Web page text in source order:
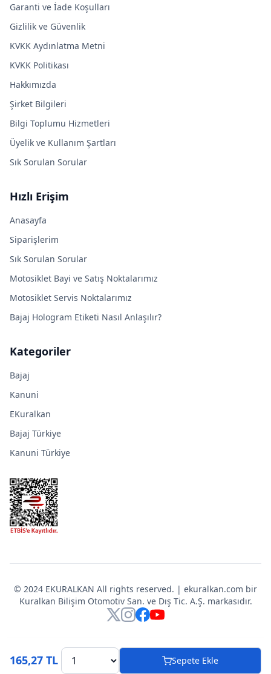
165,27 TL Sepete Ekle
Garanti ve İade Koşulları
Gizlilik ve Güvenlik
KVKK Aydınlatma Metni
KVKK Politikası
Hakkımızda
Şirket Bilgileri
Bilgi Toplumu Hizmetleri
Üyelik ve Kullanım Şartları
Sık Sorulan Sorular
Hızlı Erişim
Anasayfa
Siparişlerim
Sık Sorulan Sorular
Motosiklet Bayi ve Satış Noktalarımız
Motosiklet Servis Noktalarımız
Bajaj Hologram Etiketi Nasıl Anlaşılır?
Kategoriler
Bajaj
Kanuni
EKuralkan
Bajaj Türkiye
Kanuni Türkiye
© 2024 EKURALKAN All rights reserved. | ekuralkan.com bir
Kuralkan Bilişim Otomotiv San. ve Dış Tic. A.Ş. markasıdır.